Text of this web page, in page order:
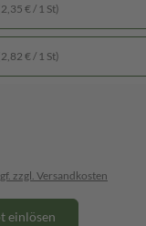
€ / 1 St)
€ / 1 St)
zzgl. Versandkosten
einlösen